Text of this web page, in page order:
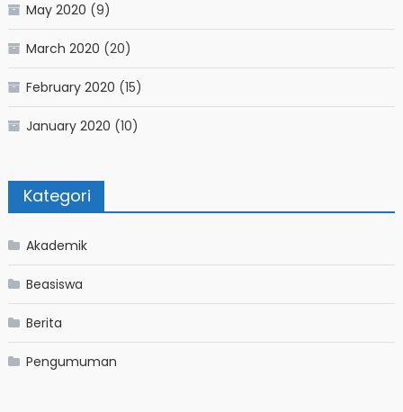
May 2020 (9)
March 2020 (20)
February 2020 (15)
January 2020 (10)
Kategori
Akademik
Beasiswa
Berita
Pengumuman